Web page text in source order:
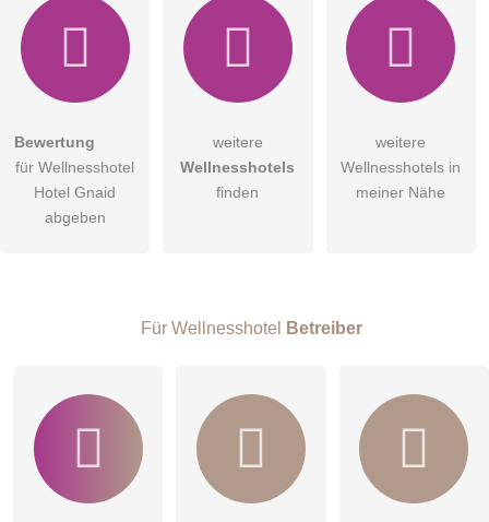
Hiermit akzeptiere ich dieAGB
DieDatenschutzerklärung habe ich zur Kenntnis genommen.
Besucher sichtbar
Bewertung
für Wellnesshotel
Hotel Gnaid
abgeben
weitere
Wellnesshotels
finden
weitere
Wellnesshotels in
meiner Nähe
Für Wellnesshotel Betreiber